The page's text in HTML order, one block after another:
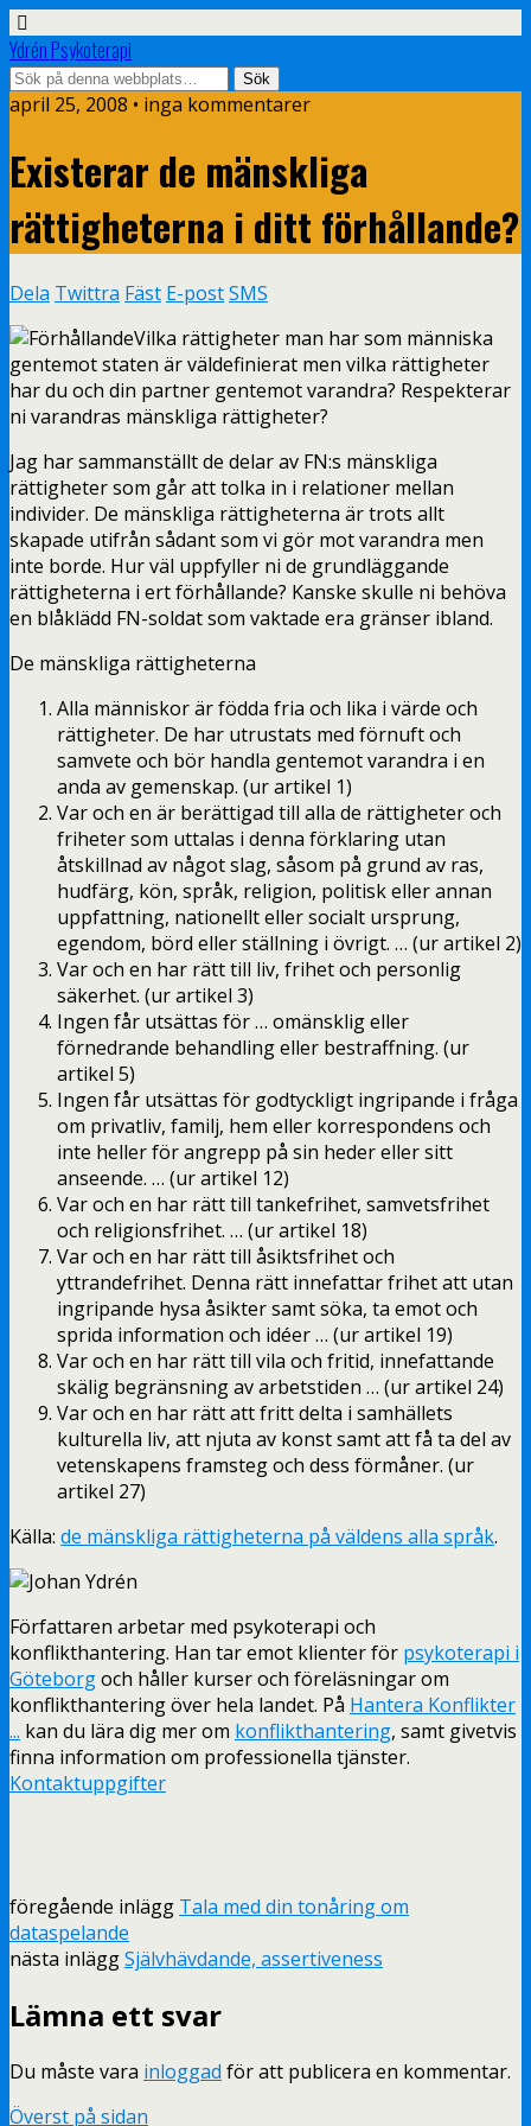
Ydrén Psykoterapi
april 25, 2008 • inga kommentarer
Existerar de mänskliga
rättigheterna i ditt förhållande?
Dela Twittra Fäst E-postSMS
Vilka rättigheter man har som människa
gentemot staten är väldefinierat men vilka rättigheter
har du och din partner gentemot varandra? Respekterar
ni varandras mänskliga rättigheter?
Jag har sammanställt de delar av FN:s mänskliga
rättigheter som går att tolka in i relationer mellan
individer. De mänskliga rättigheterna är trots allt
skapade utifrån sådant som vi gör mot varandra men
inte borde. Hur väl uppfyller ni de grundläggande
rättigheterna i ert förhållande? Kanske skulle ni behöva
en blåklädd FN-soldat som vaktade era gränser ibland.
De mänskliga rättigheterna
Alla människor är födda fria och lika i värde och
rättigheter. De har utrustats med förnuft och
samvete och bör handla gentemot varandra i en
anda av gemenskap. (ur artikel 1)
Var och en är berättigad till alla de rättigheter och
friheter som uttalas i denna förklaring utan
åtskillnad av något slag, såsom på grund av ras,
hudfärg, kön, språk, religion, politisk eller annan
uppfattning, nationellt eller socialt ursprung,
egendom, börd eller ställning i övrigt. … (ur artikel 2)
Var och en har rätt till liv, frihet och personlig
säkerhet. (ur artikel 3)
Ingen får utsättas för … omänsklig eller
förnedrande behandling eller bestraffning. (ur
artikel 5)
Ingen får utsättas för godtyckligt ingripande i fråga
om privatliv, familj, hem eller korrespondens och
inte heller för angrepp på sin heder eller sitt
anseende. … (ur artikel 12)
Var och en har rätt till tankefrihet, samvetsfrihet
och religionsfrihet. … (ur artikel 18)
Var och en har rätt till åsiktsfrihet och
yttrandefrihet. Denna rätt innefattar frihet att utan
ingripande hysa åsikter samt söka, ta emot och
sprida information och idéer … (ur artikel 19)
Var och en har rätt till vila och fritid, innefattande
skälig begränsning av arbetstiden … (ur artikel 24)
Var och en har rätt att fritt delta i samhällets
kulturella liv, att njuta av konst samt att få ta del av
vetenskapens framsteg och dess förmåner. (ur
artikel 27)
Källa: de mänskliga rättigheterna på väldens alla språk.
Författaren arbetar med psykoterapi och
konflikthantering. Han tar emot klienter för psykoterapi i
Göteborgoch håller kurser och föreläsningar om
konflikthantering över hela landet. På Hantera Konflikter
... kan du lära dig mer om konflikthantering, samt givetvis
finna information om professionella tjänster.
Kontaktuppgifter
föregående inlägg Tala med din tonåring om
dataspelande
nästa inläggSjälvhävdande, assertiveness
Lämna ett svar
Du måste vara inloggad för att publicera en kommentar.
Överst på sidan